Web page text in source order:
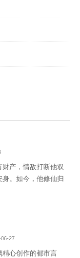
产，情敌打断他双
。如今，他修仙归
27
精心创作的都市言